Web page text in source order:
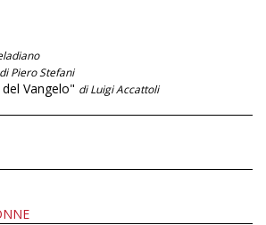
di Piero Stefani
Vangelo" di Luigi Accattoli